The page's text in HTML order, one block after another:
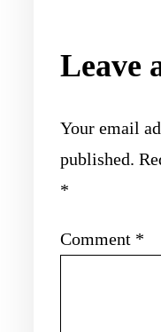
Leave
Your email
published.
*
Comment *